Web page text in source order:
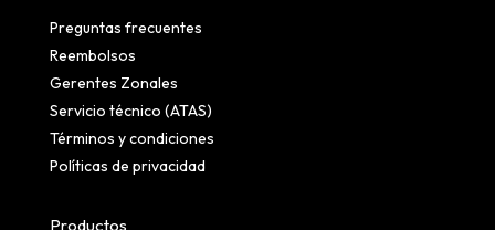
Preguntas frecuentes
Reembolsos
Gerentes Zonales
Servicio técnico (ATAS)
Términos y condiciones
Políticas de privacidad
Productos